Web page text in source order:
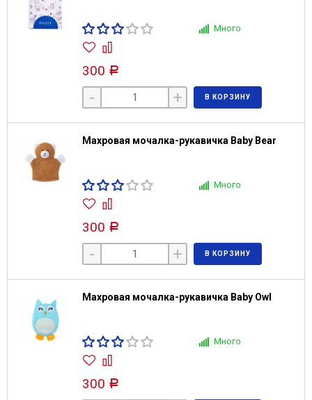
Много
300 Р
- + В КОРЗИНУ
Махровая мочалка-рукавичка Baby Bear
Много
300 Р
- + В КОРЗИНУ
Махровая мочалка-рукавичка Baby Owl
Много
300 Р